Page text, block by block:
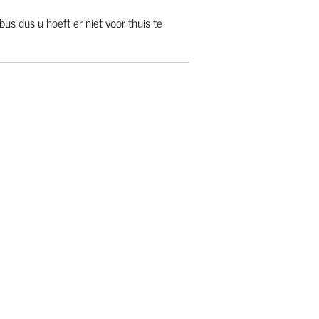
dus u hoeft er niet voor thuis te